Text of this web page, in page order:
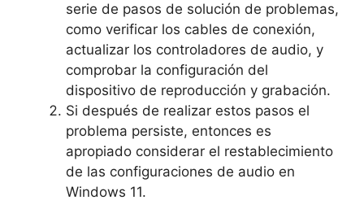
serie de pasos de solución de problemas,
como verificar los cables de conexión,
actualizar los controladores de audio, y
comprobar la configuración del
dispositivo de reproducción y grabación.
Si después de realizar estos pasos el
problema persiste, entonces es
apropiado considerar el restablecimiento
de las configuraciones de audio en
Windows 11.